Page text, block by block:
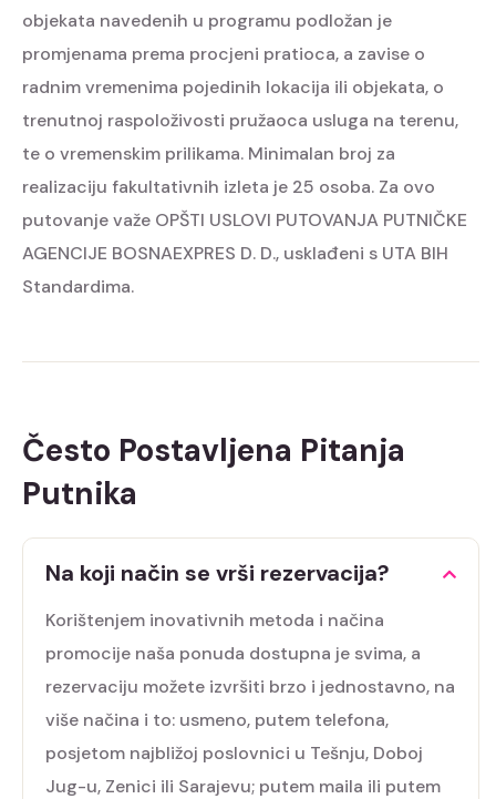
objekata navedenih u programu podložan je
promjenama prema procjeni pratioca, a zavise o
radnim vremenima pojedinih lokacija ili objekata, o
trenutnoj raspoloživosti pružaoca usluga na terenu,
te o vremenskim prilikama. Minimalan broj za
realizaciju fakultativnih izleta je 25 osoba. Za ovo
putovanje važe OPŠTI USLOVI PUTOVANJA PUTNIČKE
AGENCIJE BOSNAEXPRES D. D., usklađeni s UTA BIH
Standardima.
Često Postavljena Pitanja
Putnika
Na koji način se vrši rezervacija?
Korištenjem inovativnih metoda i načina
promocije naša ponuda dostupna je svima, a
rezervaciju možete izvršiti brzo i jednostavno, na
više načina i to: usmeno, putem telefona,
posjetom najbližoj poslovnici u Tešnju, Doboj
Jug-u, Zenici ili Sarajevu; putem maila ili putem